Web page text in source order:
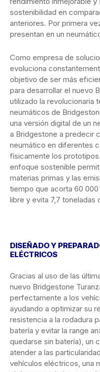
sostenibilidad en
anteriores. Por primera
presentan en un
Como empresa de
evoluciona
objetivo de ser más
para desarrollar el nuevo
utilizado la revolucionaria
neumáticos de
una versión digital de un
a Bridgestone a predecir
neumático en diferentes
físicamente los
enfoque sostenible
materias primas y las
tiempo que acorta 60
libre y evita 7,7 toneladas
DISEÑADO Y
ELÉCTRICOS
Gracias al uso de las
nuevo Bridgestone
perfectamente a los
ayudando a optimizar su
resistencia a la rodadura
batería y evitar la range
quedarse sin batería), un
atender a las
vehículos eléctricos, una